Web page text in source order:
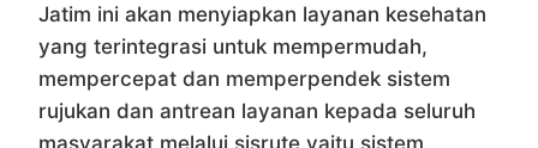
Jatim ini akan menyiapkan layanan kesehatan
yang terintegrasi untuk mempermudah,
mempercepat dan memperpendek sistem
rujukan dan antrean layanan kepada seluruh
masyarakat melalui sisrute yaitu sistem